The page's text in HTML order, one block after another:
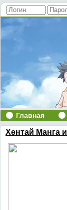
Главная
Хентай Манга